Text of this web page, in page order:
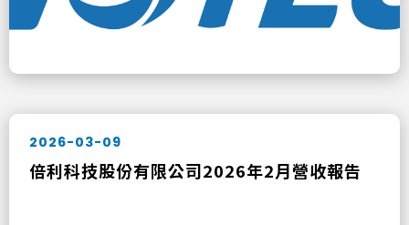
2026-03-09
倍利科技股份有限公司2026年2月營收報告